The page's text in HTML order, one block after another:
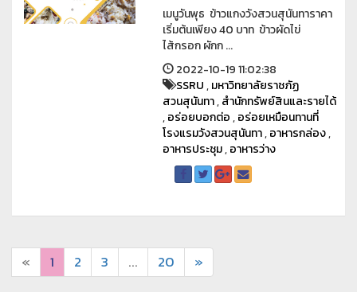
เมนูวันพุธ ข้าวแกงวังสวนสุนันทาราคา
เริ่มต้นเพียง 40 บาท ข้าวผัดไข่
ไส้กรอก ผักก ...
2022-10-19 11:02:38
SSRU,มหาวิทยาลัยราชภัฏ
สวนสุนันทา,สำนักทรัพย์สินและรายได้
,อร่อยบอกต่อ,อร่อยเหมือนทานที่
โรงแรมวังสวนสุนันทา,อาหารกล่อง,
อาหารประชุม,อาหารว่าง
« 1 2 3 ... 20 »